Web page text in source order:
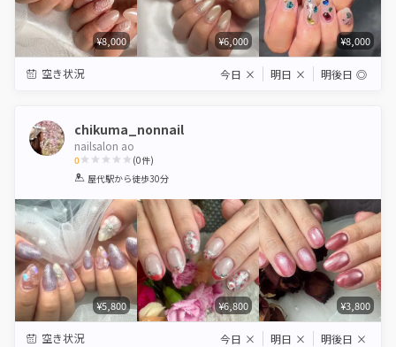
¥8,000 ¥6,000 ¥8,000
空き状況 今日 × 明日 × 明後日 ◎
chikuma_nonnail
nailsalon ao
0
1 2 3 4 5
(0件)
屋代駅から徒歩30分
¥5,800 ¥6,800 ¥3,800
空き状況 今日 × 明日 × 明後日 ×